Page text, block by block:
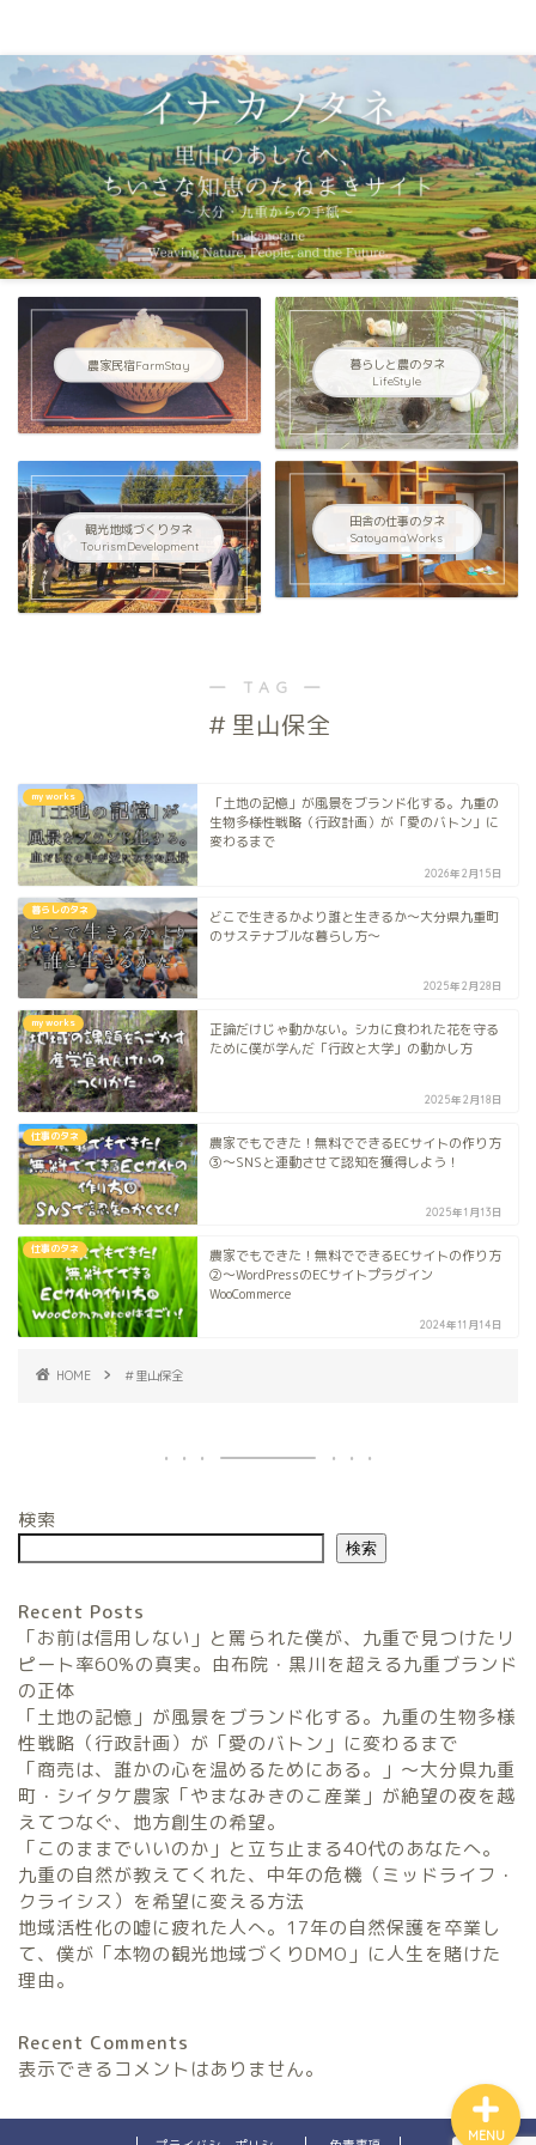
農家民宿FarmStay
暮らしと農のタネ
LifeStyle
観光地域づくりタネ
TourismDevelopment
田舎の仕事のタネ
SatoyamaWorks
― TAG ―
＃里山保全
my works
「土地の記憶」が風景をブランド化する。九重の
生物多様性戦略（行政計画）が「愛のバトン」に
変わるまで
2026年2月15日
暮らしのタネ
どこで生きるかより誰と生きるか〜大分県九重町
のサステナブルな暮らし方〜
2025年2月28日
my works
正論だけじゃ動かない。シカに食われた花を守る
ために僕が学んだ「行政と大学」の動かし方
2025年2月18日
仕事のタネ
農家でもできた！無料でできるECサイトの作り方
③〜SNSと連動させて認知を獲得しよう！
2025年1月13日
仕事のタネ
農家でもできた！無料でできるECサイトの作り方
②〜WordPressのECサイトプラグイン
WooCommerce
2024年11月14日
HOME ＃里山保全
検索
検索
Recent Posts
「お前は信用しない」と罵られた僕が、九重で見つけたリ
ピート率60%の真実。由布院・黒川を超える九重ブランド
の正体
「土地の記憶」が風景をブランド化する。九重の生物多様
性戦略（行政計画）が「愛のバトン」に変わるまで
「商売は、誰かの心を温めるためにある。」〜大分県九重
町・シイタケ農家「やまなみきのこ産業」が絶望の夜を越
えてつなぐ、地方創生の希望。
「このままでいいのか」と立ち止まる40代のあなたへ。
九重の自然が教えてくれた、中年の危機（ミッドライフ・
クライシス）を希望に変える方法
地域活性化の嘘に疲れた人へ。17年の自然保護を卒業し
て、僕が「本物の観光地域づくりDMO」に人生を賭けた
理由。
Recent Comments
表示できるコメントはありません。
MENU
農家民宿FarmStay
暮らしと農のタネLifeStyle
観光地域づくりタネ
TourismDevelopment
田舎の仕事のタネ